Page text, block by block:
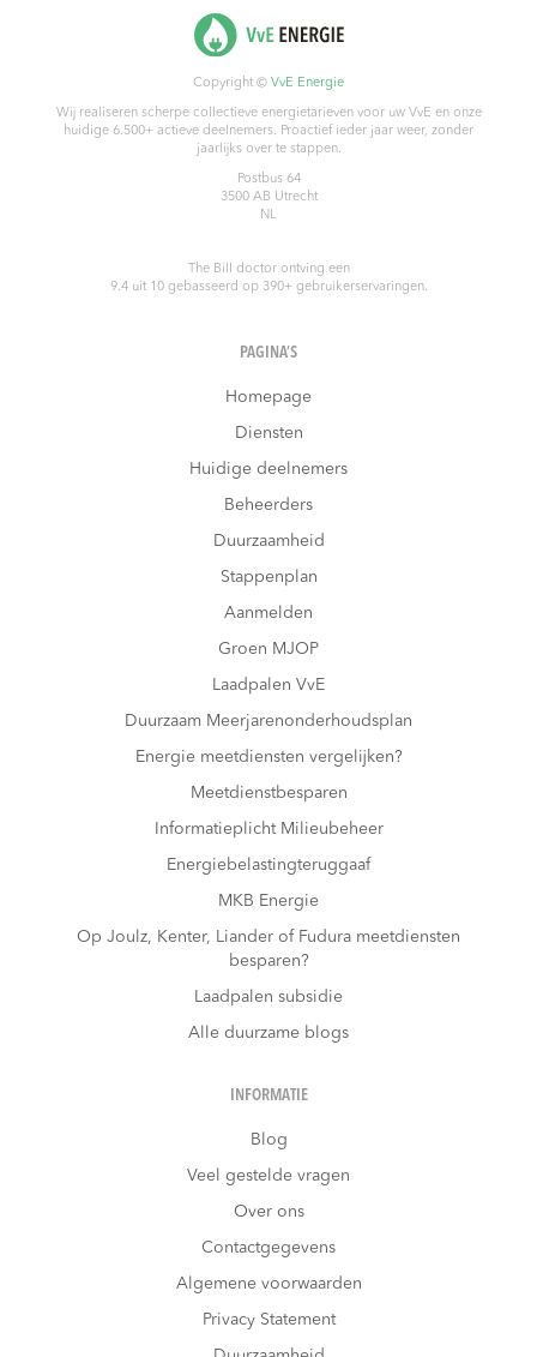
Copyright © VvE Energie
Wij realiseren scherpe collectieve energietarieven voor uw VvE en onze
huidige 6.500+ actieve deelnemers. Proactief ieder jaar weer, zonder
jaarlijks over te stappen.
Postbus 64
3500 AB Utrecht
NL
The Bill doctorontving een
9.4uit 10gebasseerd op 390+ gebruikerservaringen.
PAGINA’S
Homepage
Diensten
Huidige deelnemers
Beheerders
Duurzaamheid
Stappenplan
Aanmelden
Groen MJOP
Laadpalen VvE
Duurzaam Meerjarenonderhoudsplan
Energie meetdiensten vergelijken?
Meetdienstbesparen
Informatieplicht Milieubeheer
Energiebelastingteruggaaf
MKB Energie
Op Joulz, Kenter, Liander of Fudura meetdiensten
besparen?
Laadpalen subsidie
Alle duurzame blogs
INFORMATIE
Blog
Veel gestelde vragen
Over ons
Contactgegevens
Algemene voorwaarden
Privacy Statement